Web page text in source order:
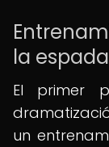
la
El primer
un